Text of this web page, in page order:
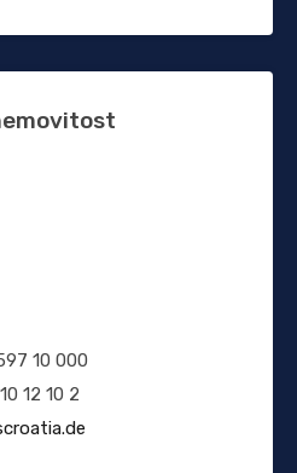
10 000
12 10 2